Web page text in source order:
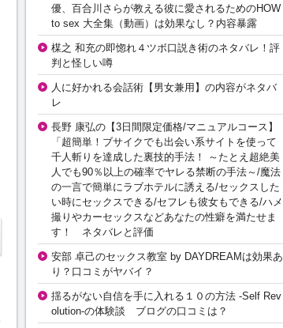
優、百合川さらが教える彼に愛されるためのHOW
to sex 大全集（動画）は効果なし？内容暴露
楳之 和充の即惚れ４ツボ口説き術のネタバレ！評
判と怪しい噂
人に好かれる会話術【男女兼用】の内容がネタバ
レ
長野 康弘の【3日間限定価格/マニュアルコース】
「超簡単！ブサイクでも出会い系サイトを使って
千人斬りを達成した裏技的手法！ ～たとえ超絶美
人でも90％以上の確率でヤレる禁断の手法～/魔法
の一言で簡単にラブホテルに誘える/セックスした
い時にセックスできる/セフレも彼女もできる/ハメ
撮りやカーセックスなどあなたの性癖を満たせま
す！ ネタバレと評価
安部 卓己のセックス教室 by DAYDREAMは効果あ
り？口コミがヤバイ？
揺るがない自信を手に入れる１０の方法 -Self Rev
olution-の体験談 ブログの口コミは？